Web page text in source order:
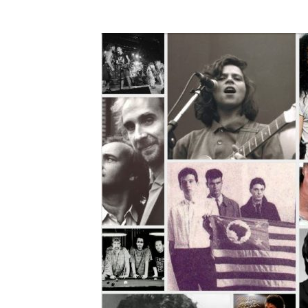
A História do